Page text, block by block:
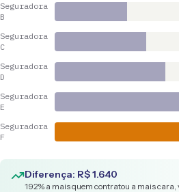
Seguradora
B
Seguradora
C
Seguradora
D
Seguradora
E
Seguradora
F
Diferença: R$1.640
192% a mais quem contratou a mais